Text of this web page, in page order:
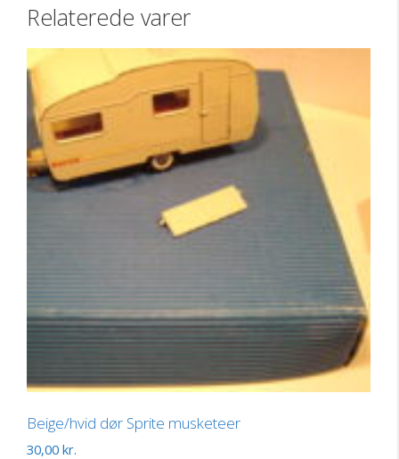
Relaterede varer
Beige/hvid dør Sprite musketeer
30,00 kr.